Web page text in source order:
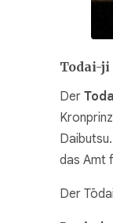
Todai-
Der
das Amt
Der